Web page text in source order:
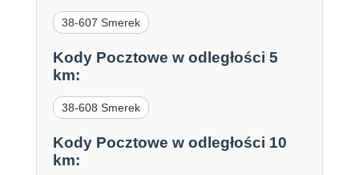
38-607 Smerek
Kody Pocztowe w odległości 5
km:
38-608 Smerek
Kody Pocztowe w odległości 10
km: